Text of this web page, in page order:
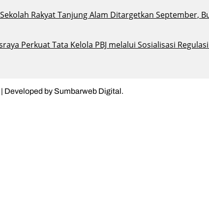
Rakyat Tanjung Alam Ditargetkan September,
Perkuat Tata Kelola PBJ melalui Sosialisasi
Developed by Sumbarweb Digital.